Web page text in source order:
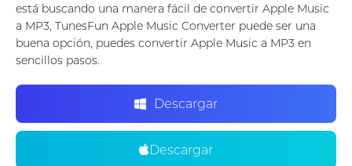
está buscando una manera fácil de convertir Apple Music
a MP3, TunesFun Apple Music Converter puede ser una
buena opción, puedes convertir Apple Music a MP3 en
sencillos pasos.
Descargar
Descargar